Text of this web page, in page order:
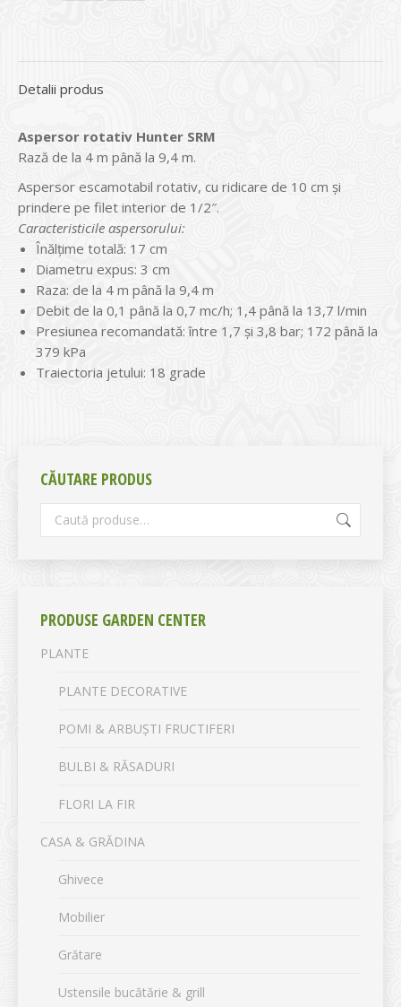
Detalii produs
Aspersor rotativ Hunter SRM
Rază de la 4 m până la 9,4 m.
Aspersor escamotabil rotativ, cu ridicare de 10 cm și
prindere pe filet interior de 1/2″.
Caracteristicile aspersorului:
Înălțime totală: 17 cm
Diametru expus: 3 cm
Raza: de la 4 m până la 9,4 m
Debit de la 0,1 până la 0,7 mc/h; 1,4 până la 13,7 l/min
Presiunea recomandată: între 1,7 și 3,8 bar; 172 până la
379 kPa
Traiectoria jetului: 18 grade
CĂUTARE PRODUS
PRODUSE GARDEN CENTER
PLANTE
PLANTE DECORATIVE
POMI & ARBUȘTI FRUCTIFERI
BULBI & RĂSADURI
FLORI LA FIR
CASA & GRĂDINA
Ghivece
Mobilier
Grătare
Ustensile bucătărie & grill